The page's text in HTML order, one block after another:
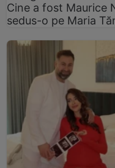
Cine a fost Maurice
sedus-o pe Maria